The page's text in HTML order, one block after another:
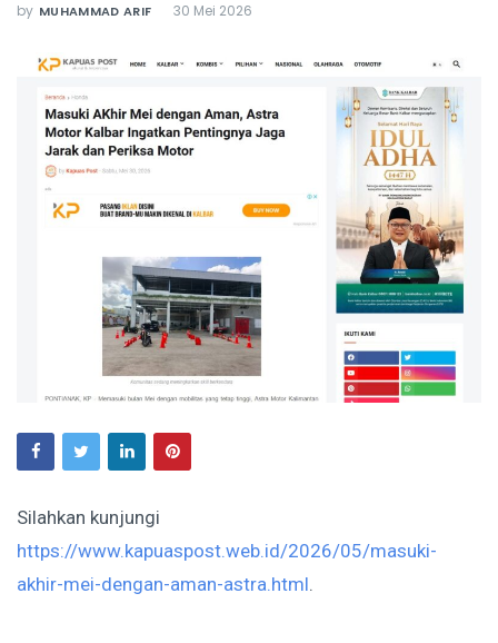
by MUHAMMAD ARIF 30 Mei 2026
Silahkan kunjungi
https://www.kapuaspost.web.id/2026/05/masuki-
akhir-mei-dengan-aman-astra.html.